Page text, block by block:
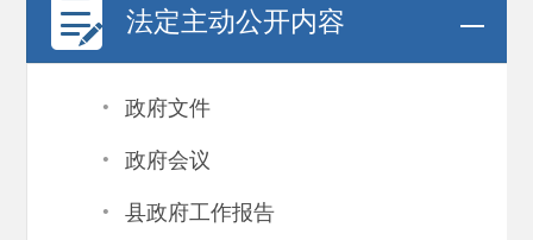
法定主动公开内容
· 政府文件
· 政府会议
· 县政府工作报告